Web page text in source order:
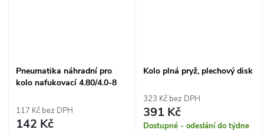
Pneumatika náhradní pro
kolo nafukovací 4.80/4.0-8
117 Kč bez DPH
142 Kč
Kolo plná pryž, plechový disk
323 Kč bez DPH
391 Kč
Dostupné - odeslání do týdne